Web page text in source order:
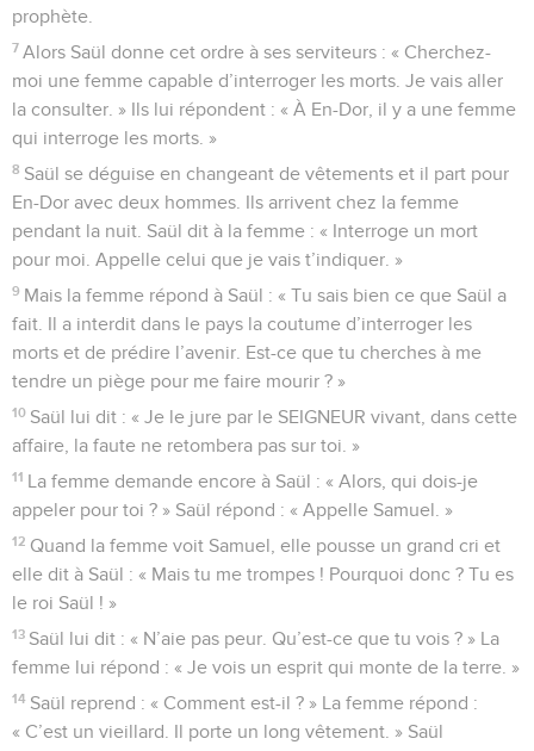
prophète.
7 Alors Saül donne cet ordre à ses serviteurs : « Cherchez-
moi une femme capable d’interroger les morts. Je vais aller
la consulter. » Ils lui répondent : « À En-Dor, il y a une femme
qui interroge les morts. »
8 Saül se déguise en changeant de vêtements et il part pour
En-Dor avec deux hommes. Ils arrivent chez la femme
pendant la nuit. Saül dit à la femme : « Interroge un mort
pour moi. Appelle celui que je vais t’indiquer. »
9 Mais la femme répond à Saül : « Tu sais bien ce que Saül a
fait. Il a interdit dans le pays la coutume d’interroger les
morts et de prédire l’avenir. Est-ce que tu cherches à me
tendre un piège pour me faire mourir ? »
10 Saül lui dit : « Je le jure par le SEIGNEUR vivant, dans cette
affaire, la faute ne retombera pas sur toi. »
11 La femme demande encore à Saül : « Alors, qui dois-je
appeler pour toi ? » Saül répond : « Appelle Samuel. »
12 Quand la femme voit Samuel, elle pousse un grand cri et
elle dit à Saül : « Mais tu me trompes ! Pourquoi donc ? Tu es
le roi Saül ! »
13 Saül lui dit : « N’aie pas peur. Qu’est-ce que tu vois ? » La
femme lui répond : « Je vois un esprit qui monte de la terre. »
14 Saül reprend : « Comment est-il ? » La femme répond :
« C’est un vieillard. Il porte un long vêtement. » Saül